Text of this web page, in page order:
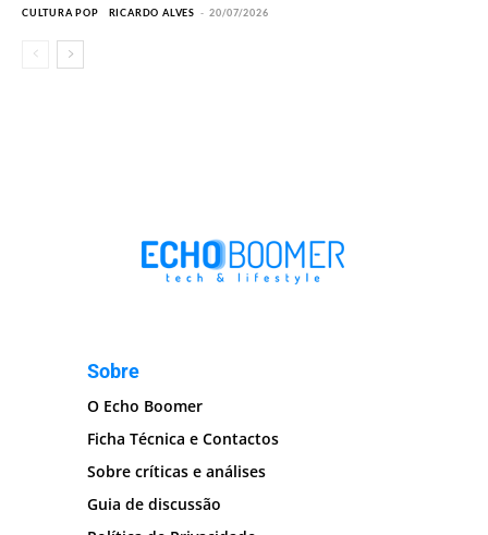
CULTURA POP RICARDO ALVES - 20/07/2026
Sobre
O Echo Boomer
Ficha Técnica e Contactos
Sobre críticas e análises
Guia de discussão